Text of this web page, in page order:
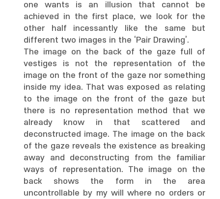
one wants is an illusion that cannot be
achieved in the first place, we look for the
other half incessantly like the same but
different two images in the ‘Pair Drawing’.
The image on the back of the gaze full of
vestiges is not the representation of the
image on the front of the gaze nor something
inside my idea. That was exposed as relating
to the image on the front of the gaze but
there is no representation method that we
already know in that scattered and
deconstructed image. The image on the back
of the gaze reveals the existence as breaking
away and deconstructing from the familiar
ways of representation. The image on the
back shows the form in the area
uncontrollable by my will where no orders or